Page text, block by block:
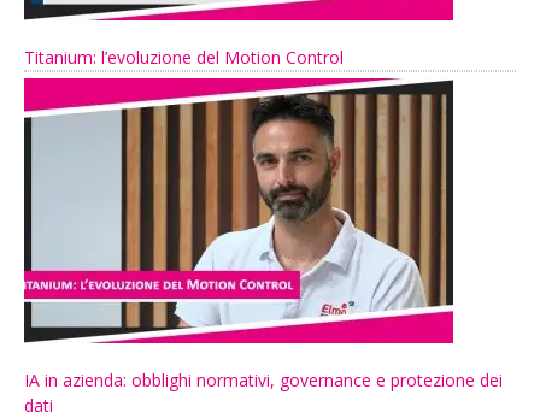
Titanium: l’evoluzione del Motion Control
IA in azienda: obblighi normativi, governance e protezione dei
dati